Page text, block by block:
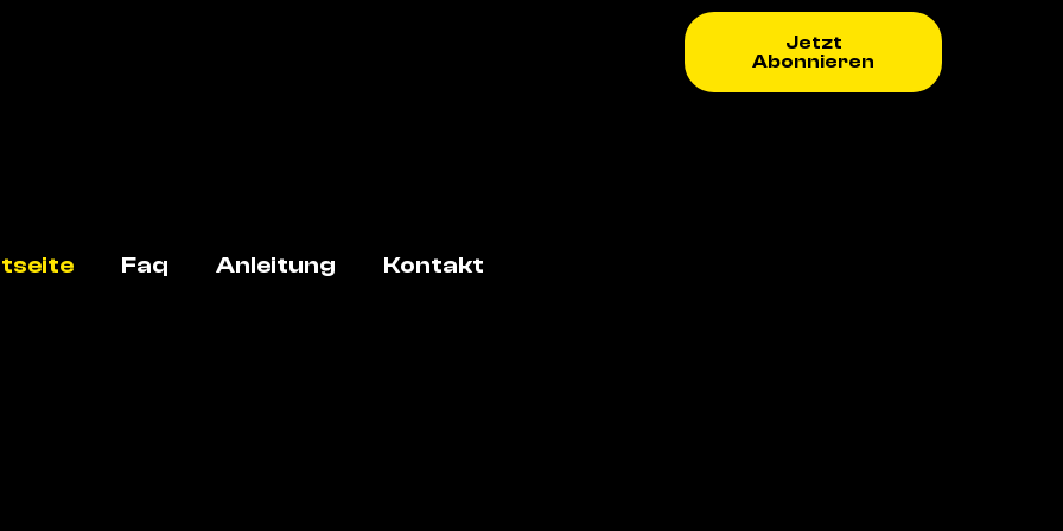
Faq Anleitung Kontakt
Jetzt
Abonnieren